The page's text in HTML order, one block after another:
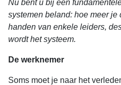
Nu bent u bij een
systemen beland: hoe meer
handen van enkele leiders,
wordt het systeem.
De werknemer
Soms moet je naar het